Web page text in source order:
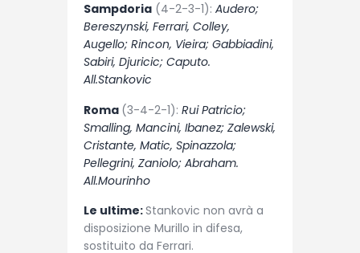
Sampdoria (4-2-3-1): Audero;
Bereszynski, Ferrari, Colley,
Augello; Rincon, Vieira; Gabbiadini,
Sabiri, Djuricic; Caputo.
All.Stankovic
Roma (3-4-2-1): Rui Patricio;
Smalling, Mancini, Ibanez; Zalewski,
Cristante, Matic, Spinazzola;
Pellegrini, Zaniolo; Abraham.
All.Mourinho
Le ultime:Stankovic non avrà a
disposizione Murillo in difesa,
sostituito da Ferrari.